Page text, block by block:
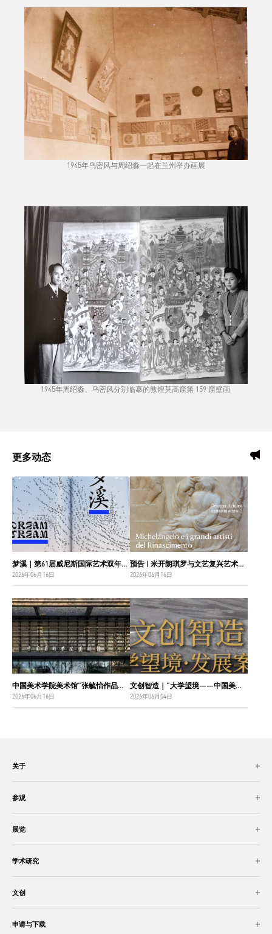
1945年乌密风与周绍淼一起在兰州举办画展
1945年周绍淼、乌密风分别临摹的敦煌莫高窟第 159 窟壁画
更多动态
梦溪｜第61届威尼斯国际艺术双年展中国国家馆主视觉设计
2026年06月16日
预告 | 米开朗琪罗与文艺复兴艺术巨匠：佛罗伦萨博纳罗蒂之家珍藏
2026年06月16日
中国美术学院美术馆“张毓怡作品捐赠收藏项目”入选“2026年度国家美术作品收藏和捐赠奖励项目名单”
2026年06月16日
文创智造｜“大学望境——中国美术学院建设世界一流大学二十周年”特展导览
2026年06月04日
关于
参观
展览
学术研究
文创
申请与下载